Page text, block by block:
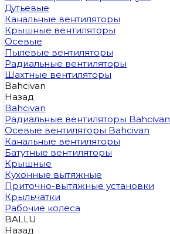
Дутьевые
Канальные вентиляторы
Крышные вентиляторы
Осевые
Пылевые вентиляторы
Радиальные вентиляторы
Шахтные вентиляторы
Bahcivan
Назад
Bahcivan
Радиальные вентиляторы Bahcivan
Осевые вентиляторы Bahcivan
Канальные вентиляторы
Батутные вентиляторы
Крышные
Кухонные вытяжные
Приточно-вытяжные установки
Крыльчатки
Рабочие колеса
BALLU
Назад